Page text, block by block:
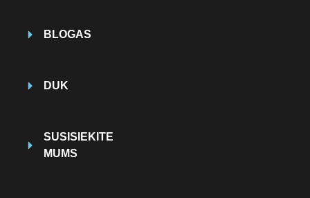
BLOGAS
DUK
SUSISIEKITE
MUMS